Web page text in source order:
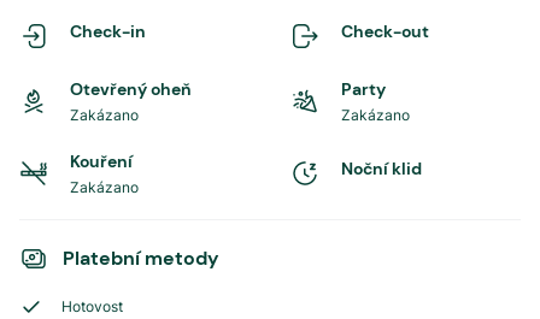
Check-in Check-out
Otevřený oheň
Zakázano
Party
Zakázano
Kouření
Zakázano
Noční klid
Platební metody
Hotovost